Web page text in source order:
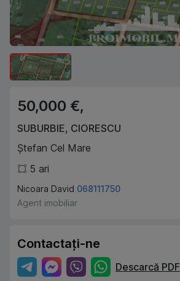
50,000 €,
SUBURBIE, CIORESCU
Ștefan Cel Mare
5 ari
Nicoara David 068111750
Agent imobiliar
Contactați-ne
Descarcă PDF